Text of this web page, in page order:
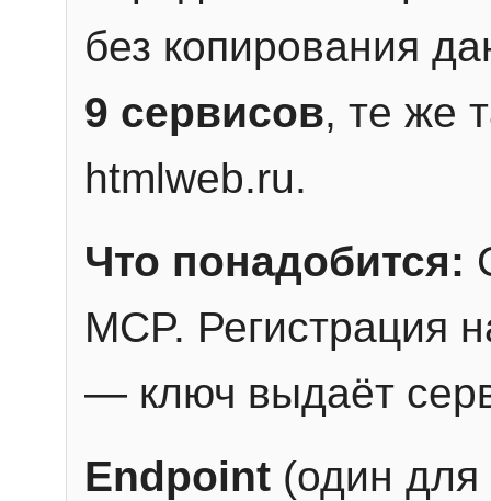
без копирования
9 сервисов, те же
htmlweb.ru.
Что понадобится:
MCP. Регистрация
— ключ выдаёт
Endpoint (один для